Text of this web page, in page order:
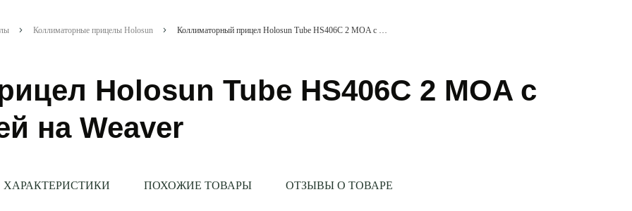
Коллиматорные прицелы Holosun Коллиматорный прицел Holosun Tube HS406C 2 MOA с солнечной батареей на Weaver
Holosun Tube HS406C 2 MOA с
на Weaver
ХАРАКТЕРИСТИКИ ПОХОЖИЕ ТОВАРЫ ОТЗЫВЫ О ТОВАРЕ